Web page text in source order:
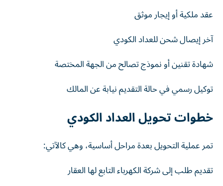
عقد ملكية أو إيجار موثق
آخر إيصال شحن للعداد الكودي
شهادة تقنين أو نموذج تصالح من الجهة المختصة
توكيل رسمي في حالة التقديم نيابة عن المالك
خطوات تحويل العداد الكودي
تمر عملية التحويل بعدة مراحل أساسية، وهي كالآتي:
تقديم طلب إلى شركة الكهرباء التابع لها العقار